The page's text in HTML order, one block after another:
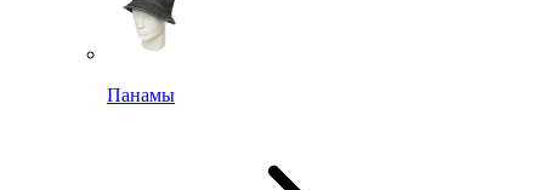
Панамы